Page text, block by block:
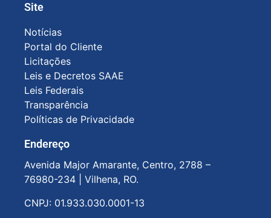
Site
Notícias
Portal do Cliente
Licitações
Leis e Decretos SAAE
Leis Federais
Transparência
Políticas de Privacidade
Endereço
Avenida Major Amarante, Centro, 2788 –
76980-234 | Vilhena, RO.
CNPJ: 01.933.030.0001-13